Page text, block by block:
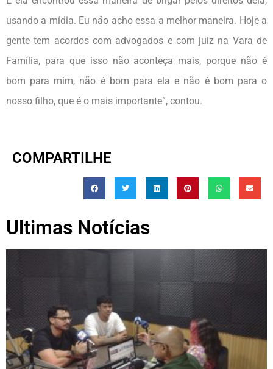
usando a mídia. Eu não acho essa a melhor maneira. Hoje a
gente tem acordos com advogados e com juiz na Vara de
Família, para que isso não aconteça mais, porque não é
bom para mim, não é bom para ela e não é bom para o
nosso filho, que é o mais importante”, contou.
COMPARTILHE
Ultimas Notícias